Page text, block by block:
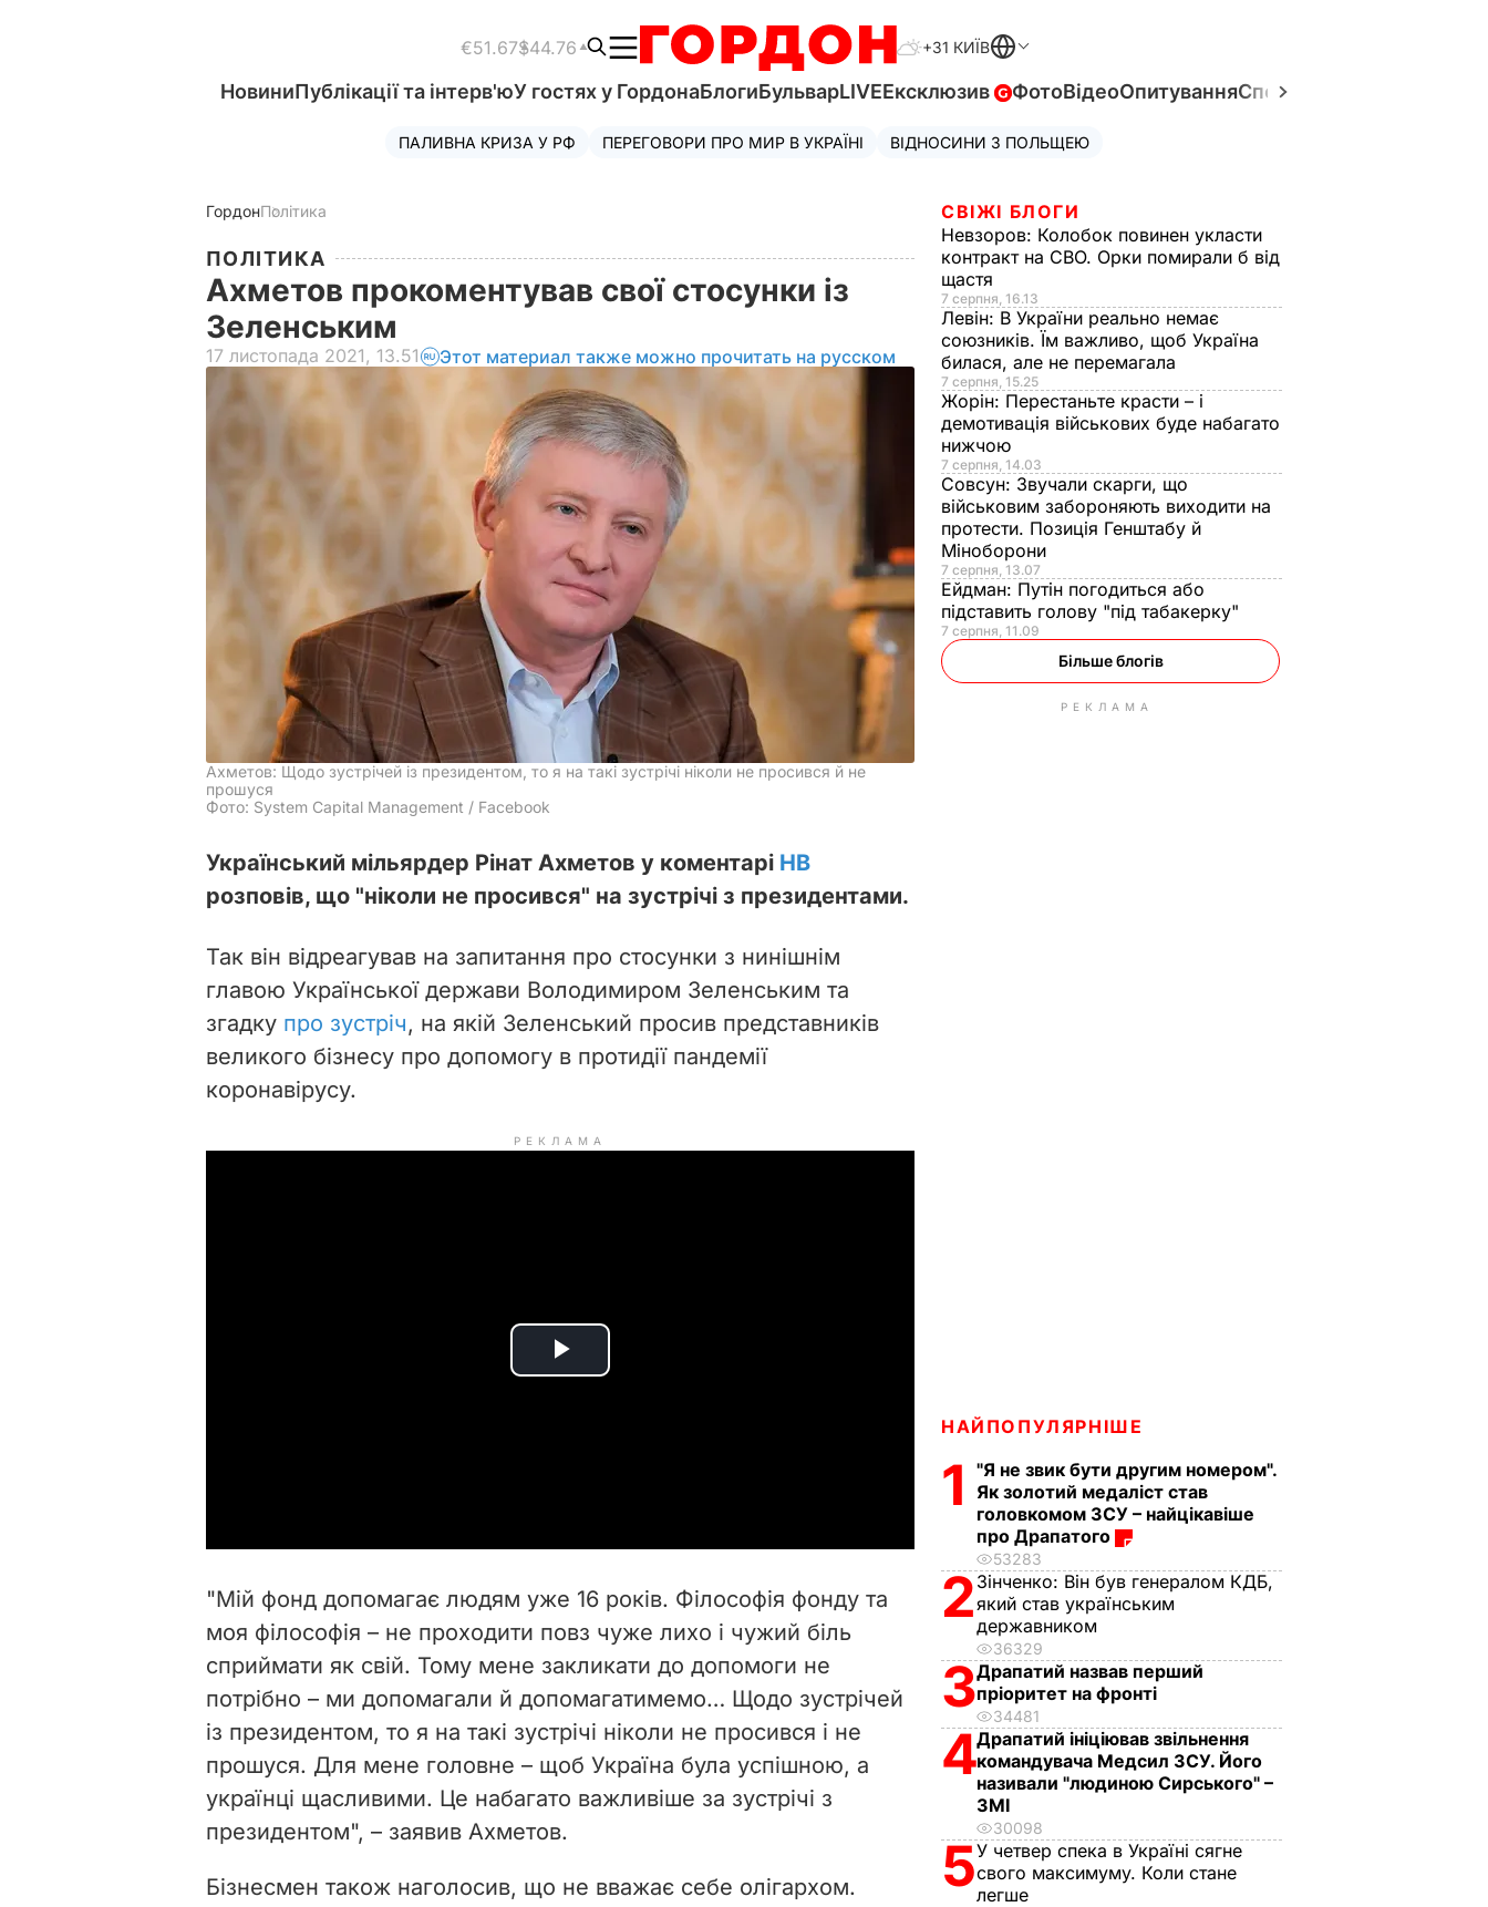
€51.67$44.76 +31 КИЇВ
НовиниПублікації та інтерв'юУ гостях у ГордонаБлогиБульварLIVEЕксклюзив ФотоВідеоОпитуванняСпецпроєкти
ПАЛИВНА КРИЗА У РФ ПЕРЕГОВОРИ ПРО МИР В УКРАЇНІ ВІДНОСИНИ З ПОЛЬЩЕЮ
ГордонПолітика
ПОЛІТИКА
Ахметов прокоментував свої стосунки із
Зеленським
17 листопада 2021, 13.51 Этот материал также можно прочитать на русском
Ахметов: Щодо зустрічей із президентом, то я на такі зустрічі ніколи не просився й не
прошуся
Фото: System Capital Management / Facebook
Український мільярдер Рінат Ахметов у коментарі НВ
розповів, що "ніколи не просився" на зустрічі з президентами.
Так він відреагував на запитання про стосунки з нинішнім
главою Української держави Володимиром Зеленським та
згадку про зустріч, на якій Зеленський просив представників
великого бізнесу про допомогу в протидії пандемії
коронавірусу.
РЕКЛАМА
P
i
d
e
o
"Мій фонд допомагає людям уже 16 років. Філософія фонду та
моя філософія – не проходити повз чуже лихо і чужий біль
сприймати як свій. Тому мене закликати до допомоги не
потрібно – ми допомагали й допомагатимемо… Щодо зустрічей
із президентом, то я на такі зустрічі ніколи не просився і не
прошуся. Для мене головне – щоб Україна була успішною, а
українці щасливими. Це набагато важливіше за зустрічі з
президентом", – заявив Ахметов.
Бізнесмен також наголосив, що не вважає себе олігархом.
СВІЖІ БЛОГИ
Невзоров: Колобок повинен укласти
контракт на СВО. Орки помирали б від
щастя
7 серпня, 16.13
Левін: В України реально немає
союзників. Їм важливо, щоб Україна
билася, але не перемагала
7 серпня, 15.25
Жорін: Перестаньте красти – і
демотивація військових буде набагато
нижчою
7 серпня, 14.03
Совсун: Звучали скарги, що
військовим забороняють виходити на
протести. Позиція Генштабу й
Міноборони
7 серпня, 13.07
Ейдман: Путін погодиться або
підставить голову "під табакерку"
7 серпня, 11.09
Більше блогів
РЕКЛАМА
НАЙПОПУЛЯРНІШЕ
1
"Я не звик бути другим номером".
Як золотий медаліст став
головкомом ЗСУ – найцікавіше
про Драпатого
53283
2 Зінченко: Він був генералом КДБ,
який став українським
державником
36329
3Драпатий назвав перший
пріоритет на фронті
34481
4Драпатий ініціював звільнення
командувача Медсил ЗСУ. Його
називали "людиною Сирського" –
ЗМІ
30098
5У четвер спека в Україні сягне
свого максимуму. Коли стане
легше